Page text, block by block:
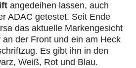
angedeihen lassen, auch
ADAC getestet. Seit Ende
das aktuelle Markengesicht
an der Front und ein am Heck
Es gibt ihn in den
Weiß, Rot und Blau.